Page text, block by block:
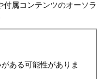
付属コンテンツのオーソラ
ある可能性がありま